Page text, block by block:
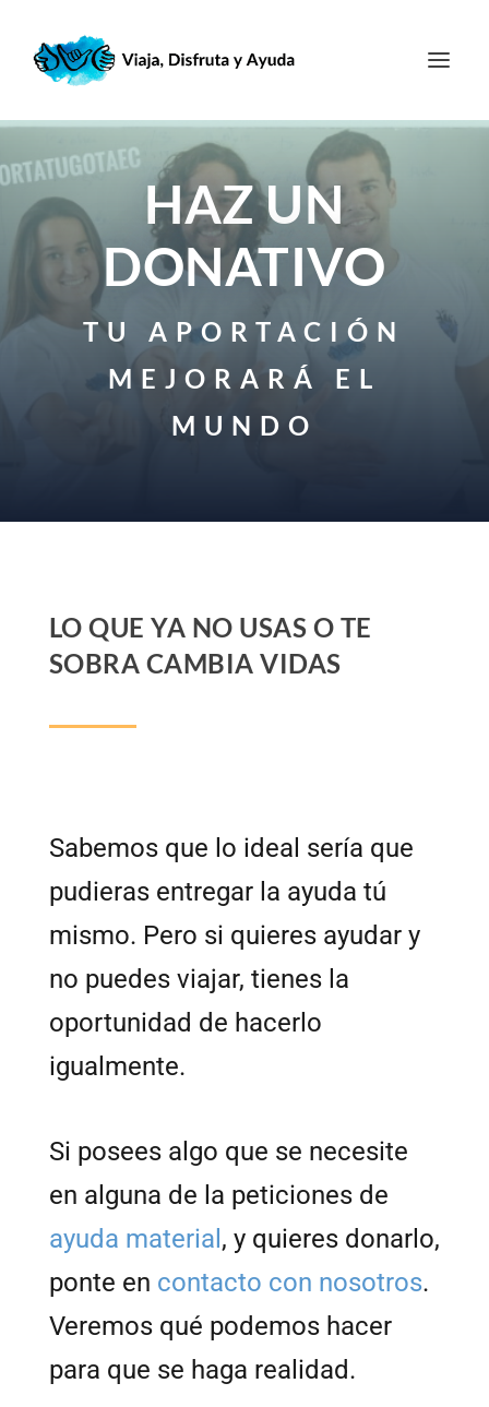
HAZ UN
DONATIVO
TU APORTACIÓN
MEJORARÁ EL
MUNDO
LO QUE YA NO USAS O TE
SOBRA CAMBIA VIDAS
Sabemos que lo ideal sería que
pudieras entregar la ayuda tú
mismo. Pero si quieres ayudar y
no puedes viajar, tienes la
oportunidad de hacerlo
igualmente.
Si posees algo que se necesite
en alguna de la peticiones de
ayuda material , y quieres donarlo,
ponte en contacto con nosotros.
Veremos qué podemos hacer
para que se haga realidad.